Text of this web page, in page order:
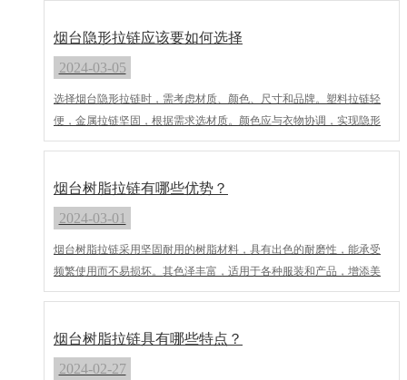
烟台隐形拉链应该要如何选择
2024-03-05
选择烟台隐形拉链时，需考虑材质、颜色、尺寸和品牌。塑料拉链轻
便，金属拉链坚固，根据需求选材质。颜色应与衣物协调，实现隐形
效果。准确测量尺寸，确保拉链顺畅使用。选择大厂品牌和质量可靠
择合适的烟台隐形拉链，增添美观与实用性。
烟台树脂拉链有哪些优势？
2024-03-01
烟台树脂拉链采用坚固耐用的树脂材料，具有出色的耐磨性，能承受
频繁使用而不易损坏。其色泽丰富，适用于各种服装和产品，增添美
观度。同时，它轻便易操作，给用户带来便捷体验。此外，作为环保
拉链既实用又美观，受到广泛应用。
烟台树脂拉链具有哪些特点？
2024-02-27